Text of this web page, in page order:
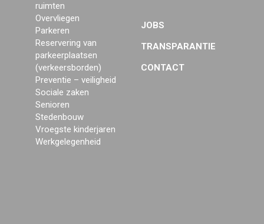
ruimten
Overvliegen
Parkeren
Reservering van
parkeerplaatsen
(verkeersborden)
Preventie – veiligheid
Sociale zaken
Senioren
Stedenbouw
Vroegste kinderjaren
Werkgelegenheid
JOBS
TRANSPARANTIE
CONTACT